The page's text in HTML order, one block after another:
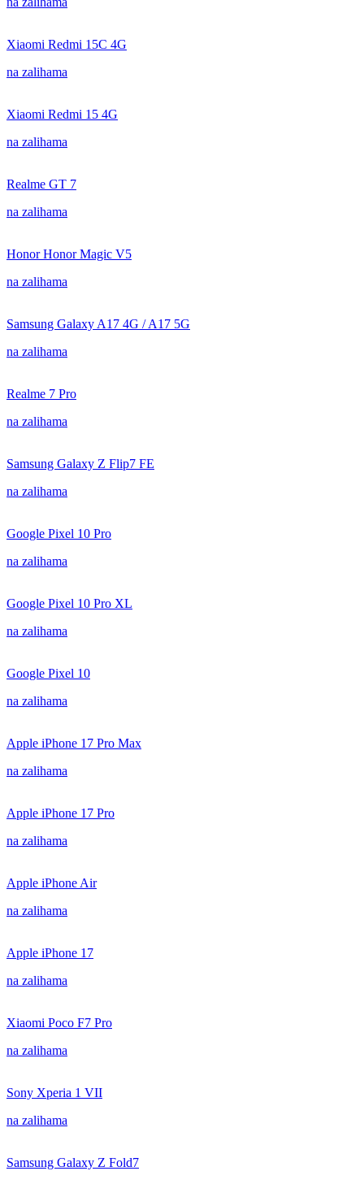
Xiaomi Redmi 15C 4G
na zalihama
Xiaomi Redmi 15 4G
na zalihama
Realme GT 7
na zalihama
Honor Honor Magic V5
na zalihama
Samsung Galaxy A17 4G / A17 5G
na zalihama
Realme 7 Pro
na zalihama
Samsung Galaxy Z Flip7 FE
na zalihama
Google Pixel 10 Pro
na zalihama
Google Pixel 10 Pro XL
na zalihama
Google Pixel 10
na zalihama
Apple iPhone 17 Pro Max
na zalihama
Apple iPhone 17 Pro
na zalihama
Apple iPhone Air
na zalihama
Apple iPhone 17
na zalihama
Xiaomi Poco F7 Pro
na zalihama
Sony Xperia 1 VII
na zalihama
Samsung Galaxy Z Fold7